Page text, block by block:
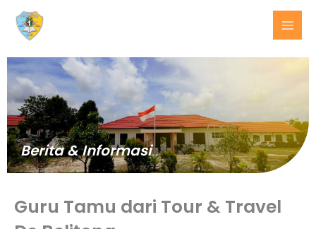
konten
Berita & Informasi
Guru Tamu dari Tour & Travel